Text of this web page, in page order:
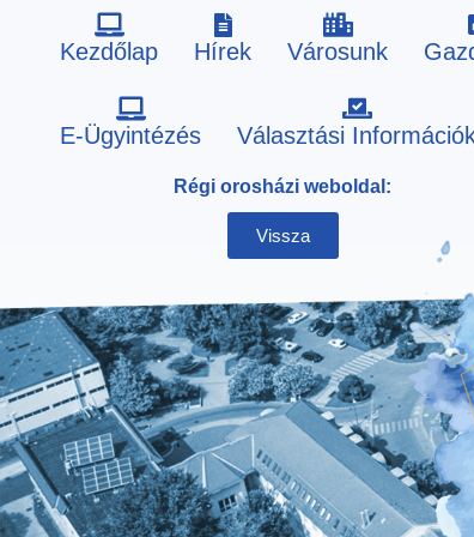
Kezdőlap Hírek Városunk
E-Ügyintézés Választási
Régi orosházi weboldal:
Vissza